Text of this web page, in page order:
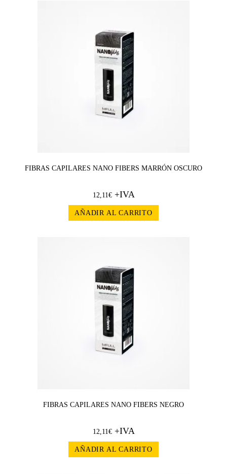
FIBRAS CAPILARES NANO FIBERS MARRÓN OSCURO
12,11€+IVA
AÑADIR AL CARRITO
FIBRAS CAPILARES NANO FIBERS NEGRO
12,11€+IVA
AÑADIR AL CARRITO